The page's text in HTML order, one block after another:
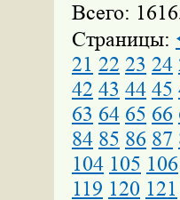
Всего:
Страницы:
21 22 23 24
42 43 44 45
63 64 65 66
84 85 86 87
104 105 106
119 120 121